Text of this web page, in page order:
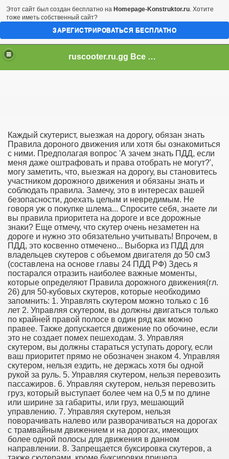
ruscooter.ru.gg Все о скутерах и даже больше!
Каждый скутерист, выезжая на дорогу, обязан знать
Правила дороного движения или хотя бы ознакомиться
с ними. Предполагая вопрос 'А зачем знать ПДД, если
меня даже оштрафовать и права отобрать не могут?',
могу заметить, что, выезжая на дорогу, вы становитесь
участником дорожного движения и обязаны знать и
соблюдать правила. Замечу, это в интересах вашей
безопасности, доехать целым и невредимым. Не
говоря уж о покупке шлема... Спросите себя, знаете ли
вы правила приоритета на дороге и все дорожные
знаки? Еще отмечу, что скутер очень незаметен на
дороге и нужно это обязательно учитывать! Впрочем, в
ПДД, это косвенно отмечено... Выборка из ПДД для
владельцев скутеров с объемом двигателя до 50 см3
(составлена на основе главы 24 ПДД РФ) Здесь я
постарался отразить наиболее важные моменты,
которые определяют Правила дорожного движения(гл.
26) для 50-кубовых скутеров, которые необходимо
запомнить: 1. Управлять скутером можно только с 16
лет 2. Управляя скутером, вы должны двигаться только
по крайней правой полосе в один ряд как можно
правее. Также допускается движение по обочине, если
это не создает помех пешеходам. 3. Управляя
скутером, вы должны стараться уступать дорогу, если
ваш приоритет прямо не обозначен знаком 4. Управляя
скутером, нельзя ездить, не держась хотя бы одной
рукой за руль. 5. Управляя скутером, нельзя перевозить
пассажиров. 6. Управляя скутером, нельзя перевозить
груз, который выступает более чем на 0,5 м по длине
или ширине за габариты, или груз, мешающий
управлению. 7. Управляя скутером, нельзя
поворачивать налево или разворачиваться на дорогах
с трамвайным движением и на дорогах, имеющих
более одной полосы для движения в данном
направлении. 8. Запрещается буксировка скутеров, а
Этот сайт был создан бесплатно на Homepage-Konstruktor.ru. Хотите
тоже иметь собственный сайт?
ЗАРЕГИСТРИРОВАТЬСЯ БЕСПЛАТНО